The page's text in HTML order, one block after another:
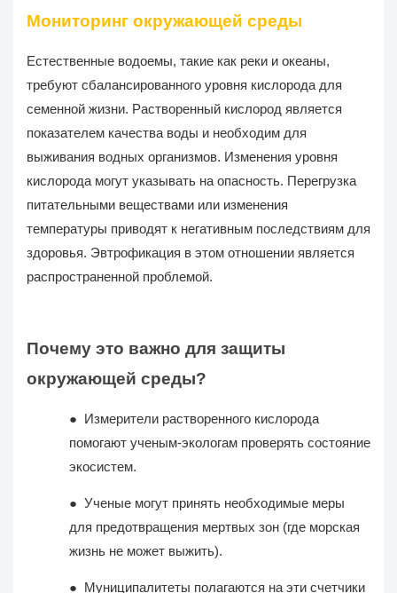
Мониторинг окружающей среды
Естественные водоемы, такие как реки и океаны,
требуют сбалансированного уровня кислорода для
семенной жизни. Растворенный кислород является
показателем качества воды и необходим для
выживания водных организмов. Изменения уровня
кислорода могут указывать на опасность. Перегрузка
питательными веществами или изменения
температуры приводят к негативным последствиям для
здоровья. Эвтрофикация в этом отношении является
распространенной проблемой.
Почему это важно для защиты
окружающей среды?
● Измерители растворенного кислорода
помогают ученым-экологам проверять состояние
экосистем.
● Ученые могут принять необходимые меры
для предотвращения мертвых зон (где морская
жизнь не может выжить).
● Муниципалитеты полагаются на эти счетчики